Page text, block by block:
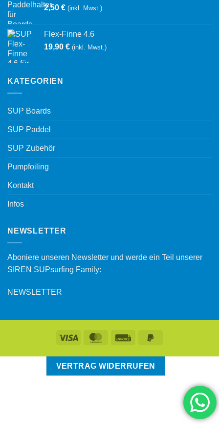
2,50 € (inkl. Mwst.)
Flex-Finne 4.6
19,90 € (inkl. Mwst.)
KATEGORIEN
SUP Boards
SUP Paddel
SUP Zubehör
Pumpfoiling
Kontakt
Infos
NEWSLETTER
Aboniere unseren Newsletter und werde ein Teil unserer
SIREN SUPsurfing Family:
NEWSLETTER
VERTRAG WIDERRUFEN